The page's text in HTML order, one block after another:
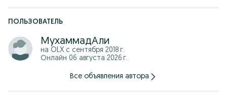
ПОЛЬЗОВАТЕЛЬ
МухаммадАли
на OLX с сентября 2018 г.
Онлайн 06 августа 2026 г.
Все объявления автора